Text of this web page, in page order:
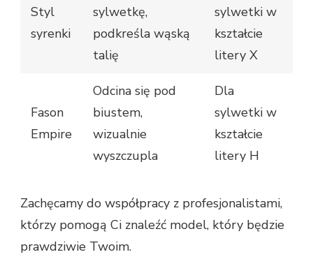
Styl
syrenki
sylwetkę,
podkreśla wąską
talię
sylwetki w
kształcie
litery X
Fason
Empire
Odcina się pod
biustem,
wizualnie
wyszczupla
Dla
sylwetki w
kształcie
litery H
Zachęcamy do współpracy z profesjonalistami,
którzy pomogą Ci znaleźć model, który będzie
prawdziwie Twoim.